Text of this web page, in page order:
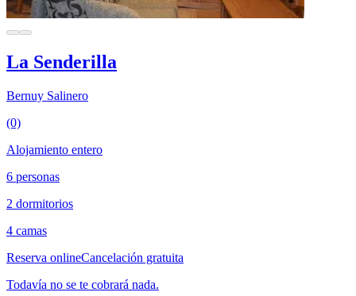
La Senderilla
Bernuy Salinero
(0)
Alojamiento entero
6 personas
2 dormitorios
4 camas
Reserva onlineCancelación gratuita
Todavía no se te cobrará nada.